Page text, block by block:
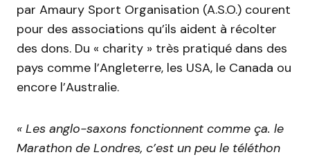
par Amaury Sport Organisation (A.S.O.) courent
pour des associations qu’ils aident à récolter
des dons. Du « charity » très pratiqué dans des
pays comme l’Angleterre, les USA, le Canada ou
encore l’Australie.
« Les anglo-saxons fonctionnent comme ça. le
Marathon de Londres, c’est un peu le téléthon